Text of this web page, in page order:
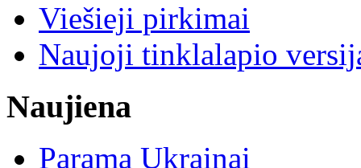
Viešieji pirkimai
Naujoji tinklalapio
Naujiena
Parama Ukrainai